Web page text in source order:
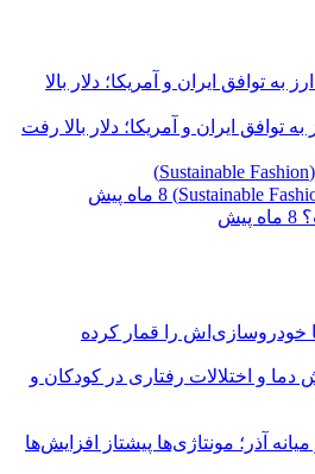
به توافق ایران و آمریکا؛ دلار بالا رفت
8 ماه پیش
8 ماه پیش
خودروسازی‌اش را قمار کرده
دما و اختلالات رفتاری در کودکان و
آذر؛ مونتاژی‌ها پیشتاز افزایش‌ها